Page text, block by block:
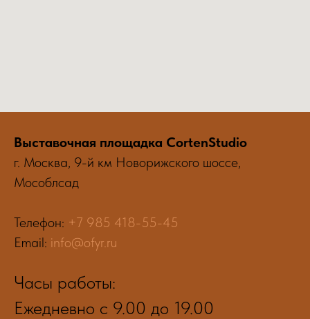
Выставочная площадка CortenStudio
г. Москва, 9-й км Новорижского шоссе,
Мособлсад
Телефон: +7 985 418-55-45
Email: info@ofyr.ru
Часы работы:
Ежедневно с 9.00 до 19.00